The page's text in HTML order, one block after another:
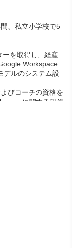
、私立小学校で5
ーを取得し、経産
Workspace
デルのシステム設
びコーチの資格を
に関する研修
を幅広く展開。20
では、企業や教育